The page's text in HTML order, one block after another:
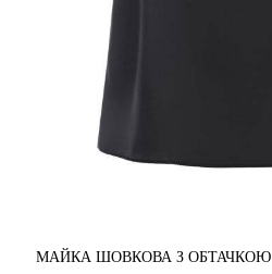
МАЙКА ШОВКОВА З ОБТАЧКОЮ